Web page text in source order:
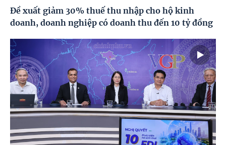
Đề xuất giảm 30% thuế thu nhập cho hộ kinh
doanh, doanh nghiệp có doanh thu đến 10 tỷ đồng